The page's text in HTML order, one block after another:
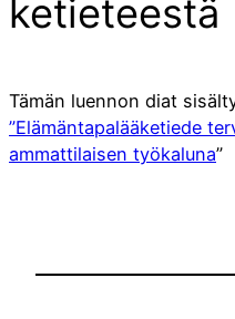
ketieteestä
Tämän luennon diat
”Elämäntapalääketiede
ammattilaisen työkaluna”